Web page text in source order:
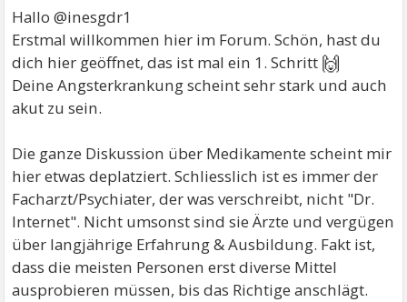
Hallo @inesgdr1
Erstmal willkommen hier im Forum. Schön, hast du
dich hier geöffnet, das ist mal ein 1. Schritt 🙌
Deine Angsterkrankung scheint sehr stark und auch
akut zu sein.
Die ganze Diskussion über Medikamente scheint mir
hier etwas deplatziert. Schliesslich ist es immer der
Facharzt/Psychiater, der was verschreibt, nicht "Dr.
Internet". Nicht umsonst sind sie Ärzte und vergügen
über langjährige Erfahrung & Ausbildung. Fakt ist,
dass die meisten Personen erst diverse Mittel
ausprobieren müssen, bis das Richtige anschlägt.